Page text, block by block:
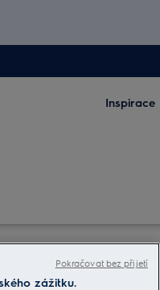
Inspirace
zážitku.
Pokračovat bez přijetí